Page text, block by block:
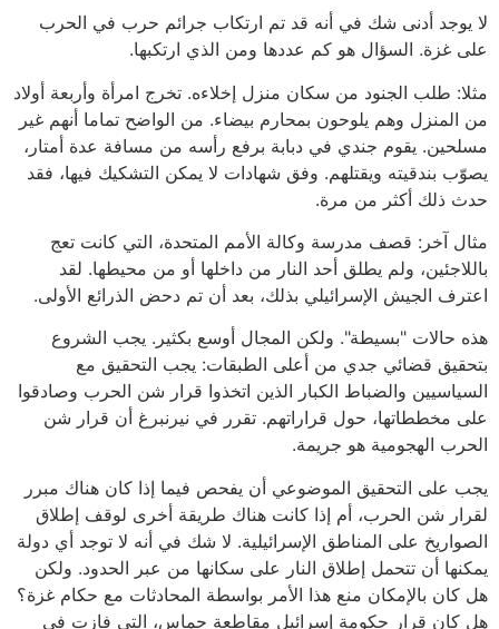
لا يوجد أدنى شك في أنه قد تم ارتكاب جرائم حرب في الحرب
على غزة. السؤال هو كم عددها ومن الذي ارتكبها.
مثلا: طلب الجنود من سكان منزل إخلاءه. تخرج امرأة وأربعة أولاد
من المنزل وهم يلوحون بمحارم بيضاء. من الواضح تماما أنهم غير
مسلحين. يقوم جندي في دبابة برفع رأسه من مسافة عدة أمتار،
يصوّب بندقيته ويقتلهم. وفق شهادات لا يمكن التشكيك فيها، فقد
حدث ذلك أكثر من مرة.
مثال آخر: قصف مدرسة وكالة الأمم المتحدة، التي كانت تعج
باللاجئين، ولم يطلق أحد النار من داخلها أو من محيطها. لقد
اعترف الجيش الإسرائيلي بذلك، بعد أن تم دحض الذرائع الأولى.
هذه حالات "بسيطة". ولكن المجال أوسع بكثير. يجب الشروع
بتحقيق قضائي جدي من أعلى الطبقات: يجب التحقيق مع
السياسيين والضباط الكبار الذين اتخذوا قرار شن الحرب وصادقوا
على مخططاتها، حول قراراتهم. تقرر في نيرنبرغ أن قرار شن
الحرب الهجومية هو جريمة.
يجب على التحقيق الموضوعي أن يفحص فيما إذا كان هناك مبرر
لقرار شن الحرب، أم إذا كانت هناك طريقة أخرى لوقف إطلاق
الصواريخ على المناطق الإسرائيلية. لا شك في أنه لا توجد أي دولة
يمكنها أن تتحمل إطلاق النار على سكانها من عبر الحدود. ولكن
هل كان بالإمكان منع هذا الأمر بواسطة المحادثات مع حكام غزة؟
هل كان قرار حكومة إسرائيل مقاطعة حماس، التي فازت في